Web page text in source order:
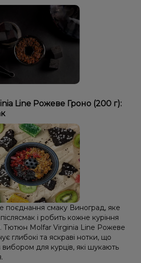
Line Рожеве Гроно (200 г):
поєднання смаку Виноград, яке
і робить кожне куріння
Тютюн Molfar Virginia Line Рожеве
глибокі та яскраві нотки, що
для курців, які шукають